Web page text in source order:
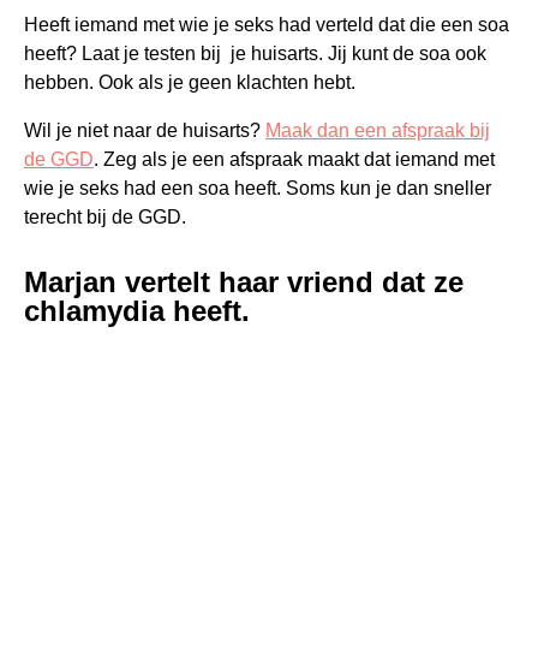
Heeft iemand met wie je seks had verteld dat die een soa
heeft? Laat je testen bij je huisarts. Jij kunt de soa ook
hebben. Ook als je geen klachten hebt.
Wil je niet naar de huisarts? Maak dan een afspraak bij
de GGD. Zeg als je een afspraak maakt dat iemand met
wie je seks had een soa heeft. Soms kun je dan sneller
terecht bij de GGD.
Marjan vertelt haar vriend dat ze
chlamydia heeft.